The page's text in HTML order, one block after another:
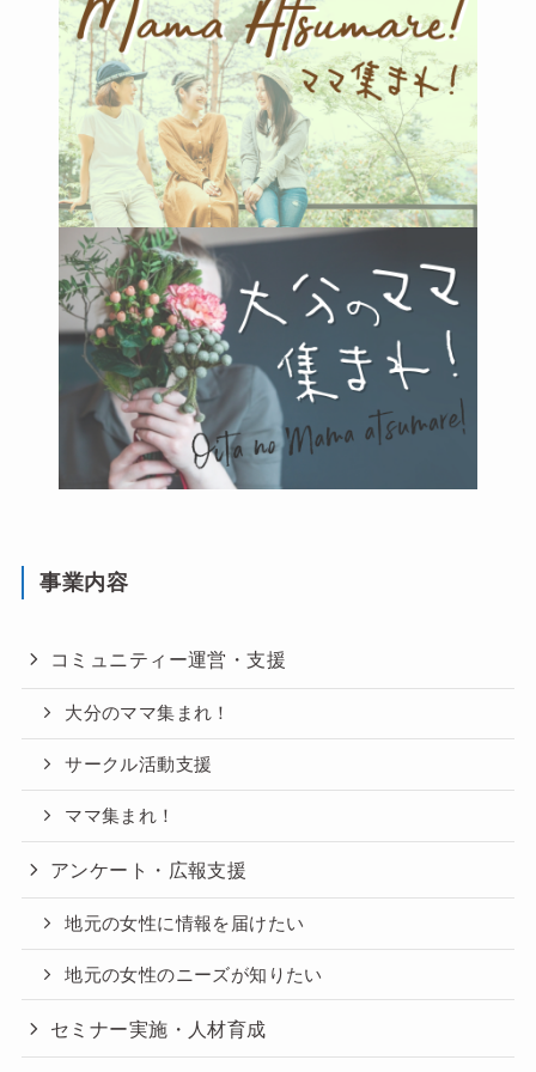
事業内容
コミュニティー運営・支援
大分のママ集まれ！
サークル活動支援
ママ集まれ！
アンケート・広報支援
地元の女性に情報を届けたい
地元の女性のニーズが知りたい
セミナー実施・人材育成